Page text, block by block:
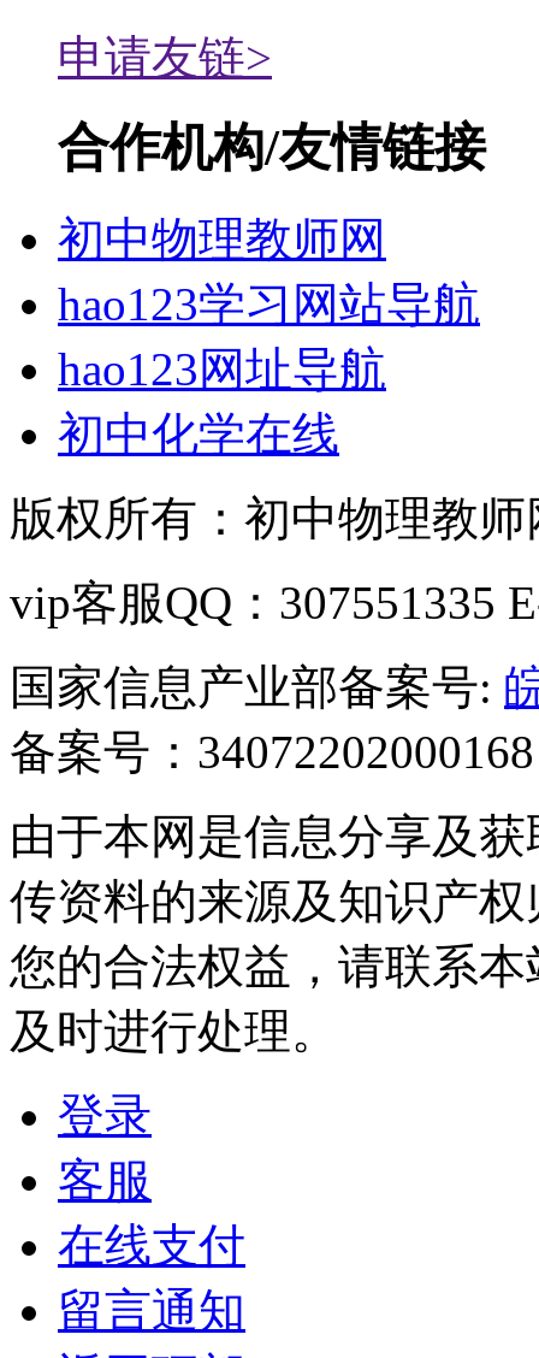
申请友链>
合作机构/友情链接
初中物理教师网
hao123学习网站导航
hao123网址导航
初中化学在线
版权所有：初中物理教
vip客服QQ：307551335
国家信息产业部备案号:
备案号：34072202000168
由于本网是信息分享及
传资料的来源及知识产
您的合法权益，请联系
及时进行处理。
登录
客服
在线支付
留言通知